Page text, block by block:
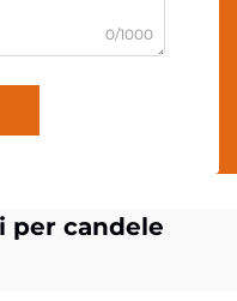
0/1000
per candele